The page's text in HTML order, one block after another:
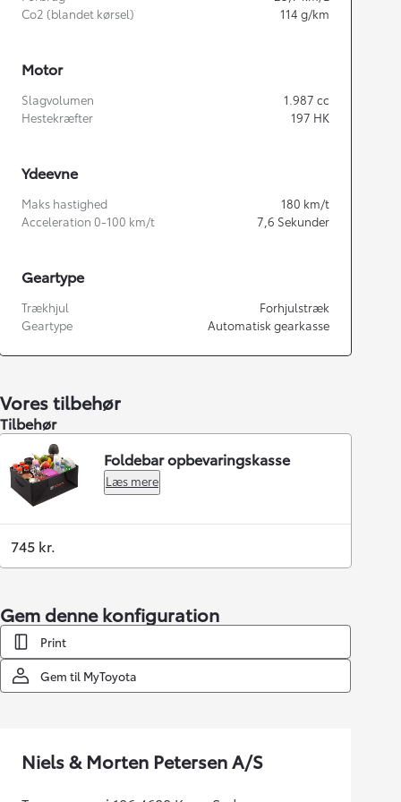
Co2 (blandet kørsel)
114 g/km
Motor
Slagvolumen 1.987 cc
Hestekræfter
197 HK
Ydeevne
Maks hastighed 180 km/t
Acceleration 0-100 km/t
7,6 Sekunder
Geartype
Trækhjul
Forhjulstræk
Geartype
Automatisk gearkasse
Vores tilbehør
Tilbehør
Foldebar opbevaringskasse
Læs mere
745 kr.
Gem denne konfiguration
Print
Gem til MyToyota
Niels & Morten Petersen A/S